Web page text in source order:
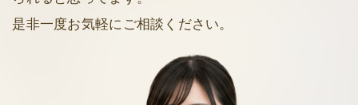
是非一度お気軽にご相談ください。